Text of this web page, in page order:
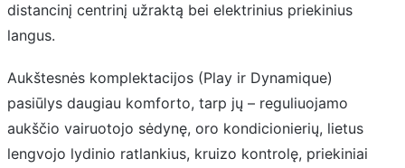
distancinį centrinį užraktą bei elektrinius priekinius
langus.
Aukštesnės komplektacijos (Play ir Dynamique)
pasiūlys daugiau komforto, tarp jų – reguliuojamo
aukščio vairuotojo sėdynę, oro kondicionierių, lietus
lengvojo lydinio ratlankius, kruizo kontrolę, priekiniai